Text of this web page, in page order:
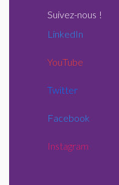
Suivez-nous !
LinkedIn
YouTube
Twitter
Facebook
Instagram